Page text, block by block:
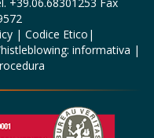
| Codice Etico |
informativa |